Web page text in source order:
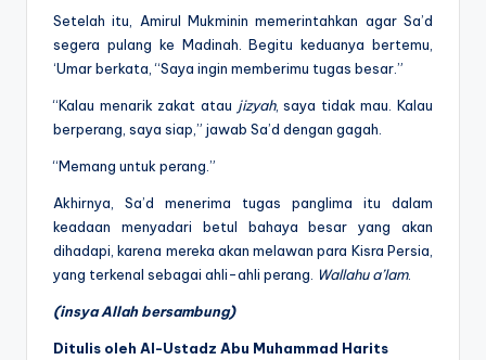
Setelah itu, Amirul Mukminin memerintahkan agar Sa’d
segera pulang ke Madinah. Begitu keduanya bertemu,
‘Umar berkata, “Saya ingin memberimu tugas besar.”
“Kalau menarik zakat atau jizyah, saya tidak mau. Kalau
berperang, saya siap,” jawab Sa’d dengan gagah.
“Memang untuk perang.”
Akhirnya, Sa’d menerima tugas panglima itu dalam
keadaan menyadari betul bahaya besar yang akan
dihadapi, karena mereka akan melawan para Kisra Persia,
yang terkenal sebagai ahli-ahli perang. Wallahu a’lam.
(insya Allah bersambung)
Ditulis oleh Al-Ustadz Abu Muhammad Harits